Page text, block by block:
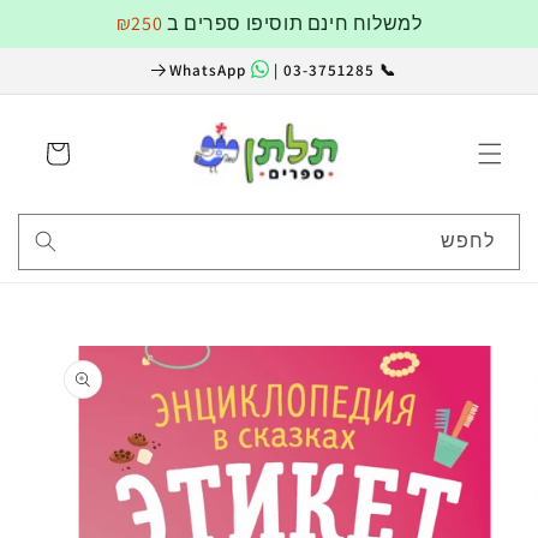
למשלוח חינם תוסיפו ספרים ב₪250
📞 03-3751285 |
עגלה
לחפש
מוצרים